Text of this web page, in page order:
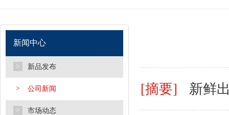
新闻中心
> 新品发布
> 公司新闻
> 市场动态
[摘要] 新鲜